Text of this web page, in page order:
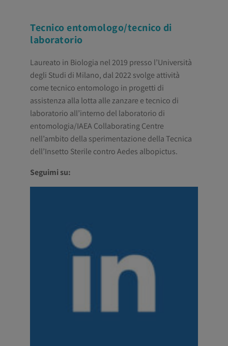
Tecnico entomologo/tecnico di
laboratorio
Laureato in Biologia nel 2019 presso l’Università
degli Studi di Milano, dal 2022 svolge attività
come tecnico entomologo in progetti di
assistenza alla lotta alle zanzare e tecnico di
laboratorio all’interno del laboratorio di
entomologia/IAEA Collaborating Centre
nell’ambito della sperimentazione della Tecnica
dell’Insetto Sterile contro Aedes albopictus.
Seguimisu: